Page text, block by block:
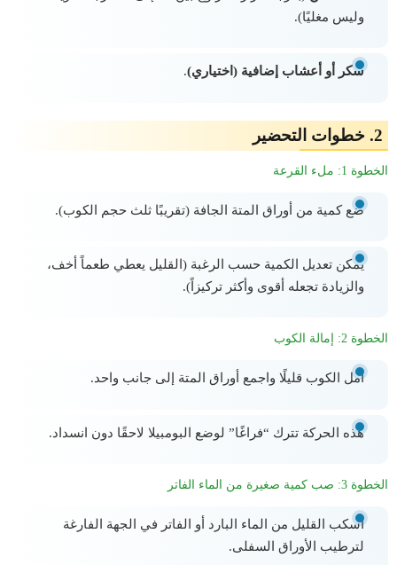
وليس مغليًا).
سكر أو أعشاب إضافية (اختياري).
2. خطوات التحضير
الخطوة 1: ملء القرعة
ضع كمية من أوراق المتة الجافة (تقريبًا ثلث حجم الكوب).
يمكن تعديل الكمية حسب الرغبة (القليل يعطي طعماً أخف،
والزيادة تجعله أقوى وأكثر تركيزاً).
الخطوة 2: إمالة الكوب
أمل الكوب قليلًا واجمع أوراق المتة إلى جانب واحد.
هذه الحركة تترك “فراغًا” لوضع البومبيلا لاحقًا دون انسداد.
الخطوة 3: صب كمية صغيرة من الماء الفاتر
اسكب القليل من الماء البارد أو الفاتر في الجهة الفارغة
لترطيب الأوراق السفلى.